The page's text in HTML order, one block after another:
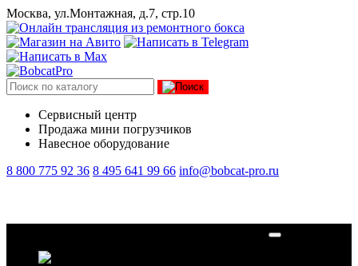
Москва, ул.Монтажная, д.7, стр.10
Сервисный центр
Продажа мини погрузчиков
Навесное оборудование
8 800 775 92 36 8 495 641 99 66 info@bobcat-pro.ru